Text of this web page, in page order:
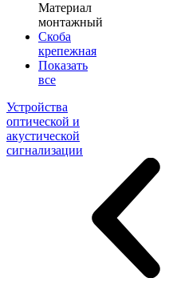
Материал
монтажный
Скоба
крепежная
Показать
все
Устройства
оптической и
акустической
сигнализации